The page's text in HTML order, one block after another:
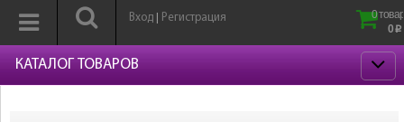
Вход Регистрация
0
0 p
КАТАЛОГ ТОВАРОВ